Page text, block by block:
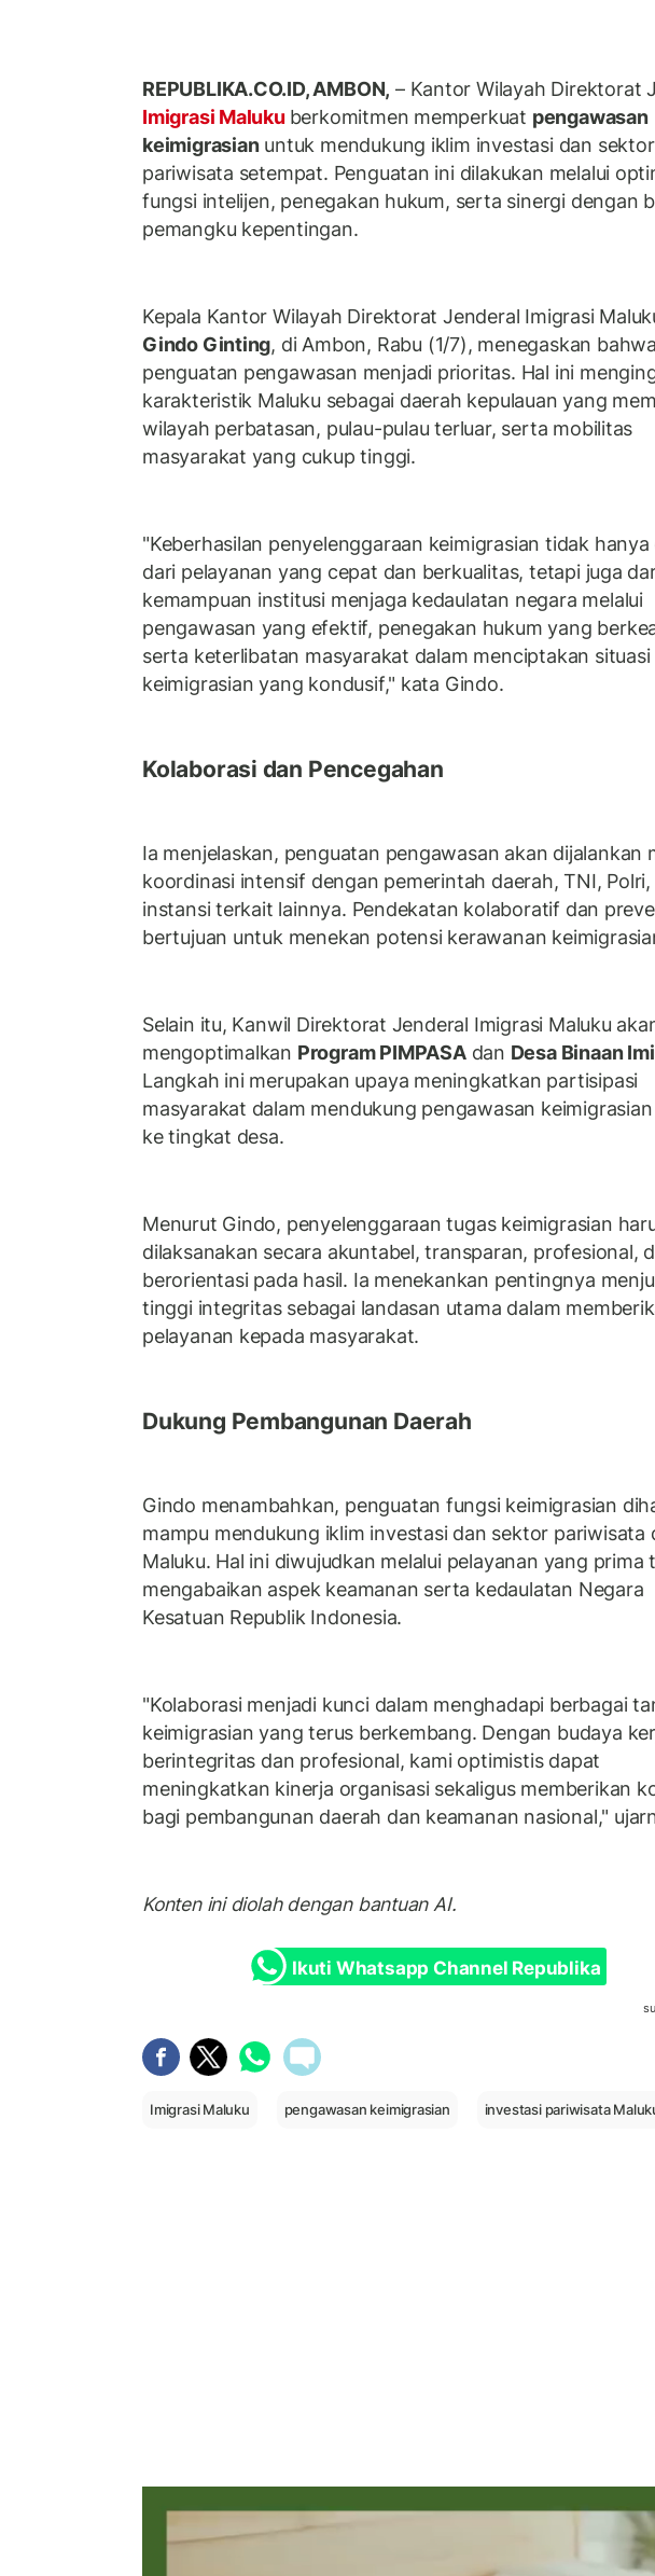
REPUBLIKA.CO.ID, AMBON, – Kantor Wilayah Direktorat
Imigrasi Maluku berkomitmen memperkuat pengawasan
keimigrasianuntuk mendukung iklim investasi dan sektor
pariwisata setempat. Penguatan ini dilakukan melalui
fungsi intelijen, penegakan hukum, serta sinergi dengan
pemangku kepentingan.
Kepala Kantor Wilayah Direktorat Jenderal Imigrasi
Gindo Ginting, di Ambon, Rabu (1/7), menegaskan bahwa
penguatan pengawasan menjadi prioritas. Hal ini
karakteristik Maluku sebagai daerah kepulauan yang
wilayah perbatasan, pulau-pulau terluar, serta mobilitas
masyarakat yang cukup tinggi.
"Keberhasilan penyelenggaraan keimigrasian tidak hanya
dari pelayanan yang cepat dan berkualitas, tetapi juga
kemampuan institusi menjaga kedaulatan negara melalui
pengawasan yang efektif, penegakan hukum yang
serta keterlibatan masyarakat dalam menciptakan situasi
keimigrasian yang kondusif," kata Gindo.
Kolaborasi dan Pencegahan
Ia menjelaskan, penguatan pengawasan akan dijalankan
koordinasi intensif dengan pemerintah daerah, TNI,
instansi terkait lainnya. Pendekatan kolaboratif dan
bertujuan untuk menekan potensi kerawanan
Selain itu, Kanwil Direktorat Jenderal Imigrasi Maluku
mengoptimalkan Program PIMPASAdan Desa Binaan
Langkah ini merupakan upaya meningkatkan partisipasi
masyarakat dalam mendukung pengawasan
ke tingkat desa.
Menurut Gindo, penyelenggaraan tugas keimigrasian
dilaksanakan secara akuntabel, transparan, profesional,
berorientasi pada hasil. Ia menekankan pentingnya
tinggi integritas sebagai landasan utama dalam
pelayanan kepada masyarakat.
Dukung Pembangunan Daerah
Gindo menambahkan, penguatan fungsi keimigrasian
mampu mendukung iklim investasi dan sektor pariwisata
Maluku. Hal ini diwujudkan melalui pelayanan yang prima
mengabaikan aspek keamanan serta kedaulatan Negara
Kesatuan Republik Indonesia.
"Kolaborasi menjadi kunci dalam menghadapi berbagai
keimigrasian yang terus berkembang. Dengan budaya
berintegritas dan profesional, kami optimistis dapat
meningkatkan kinerja organisasi sekaligus memberikan
bagi pembangunan daerah dan keamanan nasional,"
Konten ini diolah dengan bantuan AI.
Ikuti Whatsapp Channel Republika
Imigrasi Maluku pengawasan keimigrasian investasi pariwisata